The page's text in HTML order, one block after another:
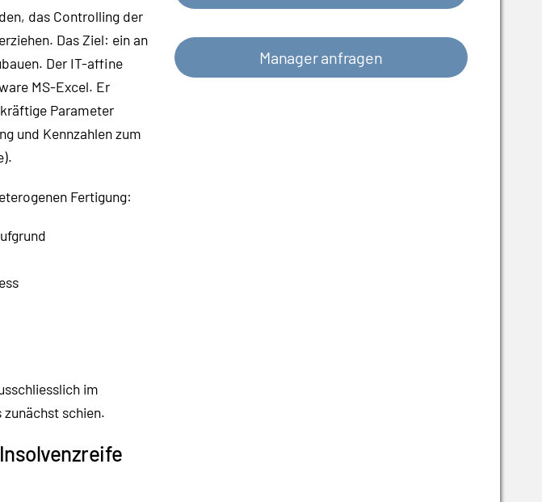
das Controlling der
Das Ziel: ein an
Der IT-affine
MS-Excel. Er
Parameter
und Kennzahlen zum
Fertigung:
im
schien.
Manager anfragen